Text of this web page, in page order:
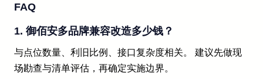
FAQ
1. 御佰安多品牌兼容改造多少钱？
与点位数量、利旧比例、接口复杂度相关。 建议先做现
场勘查与清单评估，再确定实施边界。